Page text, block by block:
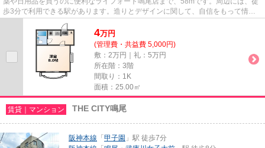
歩3分で利用できる駅があります。造りとデザインに関して、自信をもって情報
を提供できるマンションです。...
4万円
(管理費・共益費 5,000円)
敷：2万円｜礼：5万円
所在階：3階
間取り：1K
面積：25.00㎡
賃貸｜マンション THE CITY鳴尾
阪神本線 「 甲子園 」駅 徒歩7分